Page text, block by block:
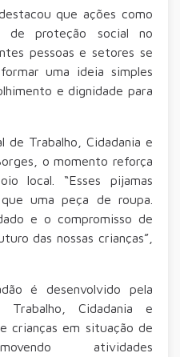
que ações como
de proteção social no
pessoas e setores se
uma ideia simples
e dignidade para
de Trabalho, Cidadania e
o momento reforça
local. “Esses pijamas
uma peça de roupa.
e o compromisso de
das nossas crianças”,
é desenvolvido pela
Trabalho, Cidadania e
crianças em situação de
atividades